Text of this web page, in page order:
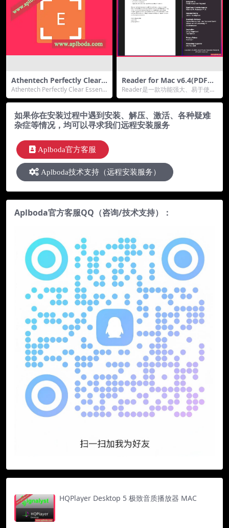
Athentech Perfectly Clear E
ssentials for Mac(LR/PS图
像清晰化处理工具)v3.8.0.168
4中文版
Athentech Perfectly Clear Essenti
als mac...
Reader for Mac v6.4(PDF阅
读器)
Reader是一款功能强大、易于使用
的PDF阅读器，适用于需要阅读和
管理PDF文...
如果你在安装过程中遇到安装、解压、激活、各种疑难
杂症等情况，均可以寻求我们远程安装服务
Aplboda官方客服
Aplboda技术支持（远程安装服务）
Aplboda官方客服QQ（咨询/技术支持）：
HQPlayer Desktop 5 极致音质播放器 MAC